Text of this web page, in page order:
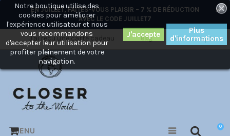
EN JUILLET, FAITES-VOUS PLAISIR – 7 % DE RÉDUCTION
AVEC LE CODE JUILLET7
×
Mon compte
Blog
J'ai reçu une carte cadeau
0
MENU
Notre boutique utilise des
cookies pour améliorer
l'expérience utilisateur et nous
vous recommandons
d'accepter leur utilisation pour
profiter pleinement de votre
navigation.
Plus
d'informations